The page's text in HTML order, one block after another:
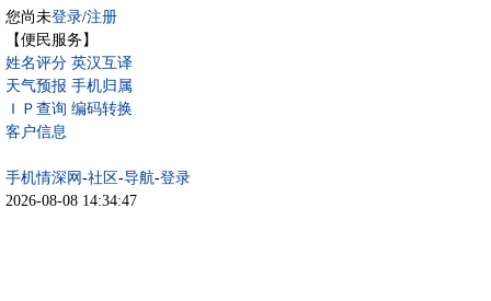
您尚未登录/注册
【便民服务】
姓名评分 英汉互译
天气预报 手机归属
ＩＰ查询 编码转换
客户信息
手机情深网 -社区-导航-登录
2026-08-08 14:34:47